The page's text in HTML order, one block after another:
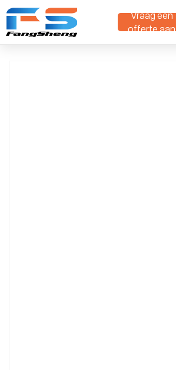
Vraag een
offerte aan
Thuis > Producten kinderkamer karretje